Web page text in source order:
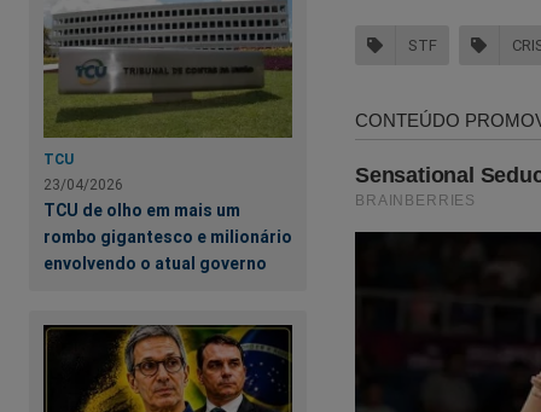
TCU
23/04/2026
TCU de olho em mais um
rombo gigantesco e milionário
envolvendo o atual governo
Nas últimas
realidade. A cruel
STF